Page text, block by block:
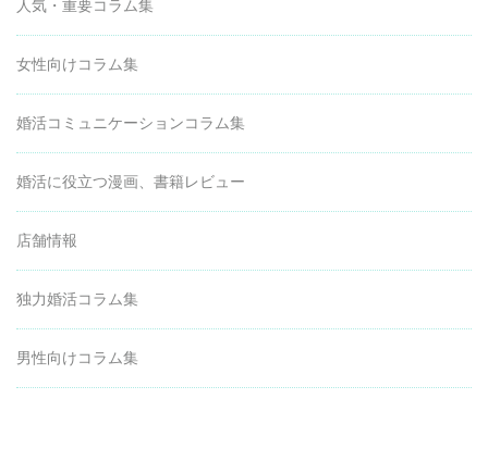
人気・重要コラム集
女性向けコラム集
婚活コミュニケーションコラム集
婚活に役立つ漫画、書籍レビュー
店舗情報
独力婚活コラム集
男性向けコラム集